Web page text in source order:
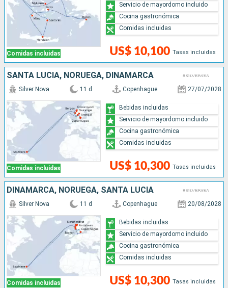
Comidas incluidas US$ 10,100 Tasas incluidas
Servicio de mayordomo incluido
Cocina gastronómica
Comidas incluidas
SANTA LUCIA, NORUEGA, DINAMARCA
Comidas incluidas
Silver Nova 11 d Copenhague 27/07/2028
US$ 10,300 Tasas incluidas
Bebidas incluidas
Servicio de mayordomo incluido
Cocina gastronómica
Comidas incluidas
DINAMARCA, NORUEGA, SANTA LUCIA
Comidas incluidas
Silver Nova 11 d Copenhague 20/08/2028
US$ 10,300 Tasas incluidas
Bebidas incluidas
Servicio de mayordomo incluido
Cocina gastronómica
Comidas incluidas